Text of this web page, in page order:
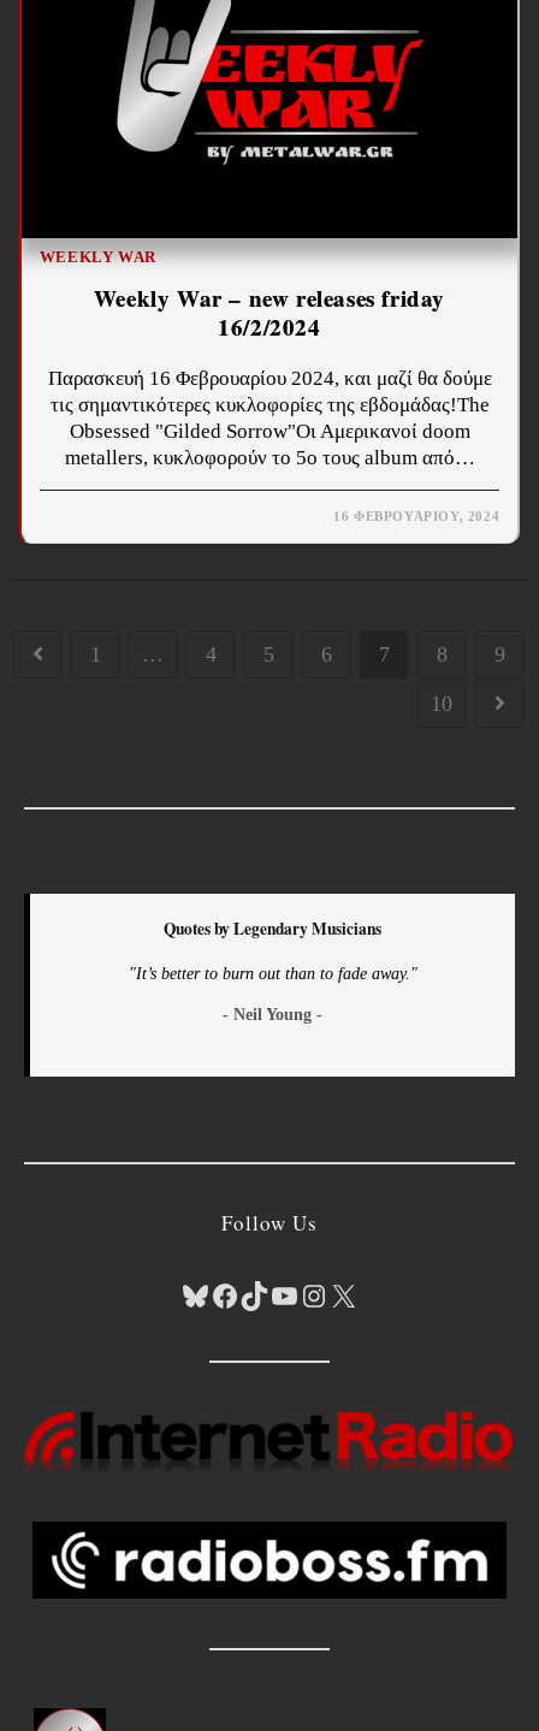
WEEKLY WAR
Weekly War – new releases friday
16/2/2024
Παρασκευή 16 Φεβρουαρίου 2024, και μαζί θα δούμε
τις σημαντικότερες κυκλοφορίες της εβδομάδας!The
Obsessed "Gilded Sorrow"Οι Αμερικανοί doom
metallers, κυκλοφορούν το 5ο τους album από…
16 ΦΕΒΡΟΥΑΡΊΟΥ, 2024
1 … 4 5 6 7 8 9
10
Quotes by Legendary Musicians
"It’s better to burn out than to fade away."
- Neil Young -
Follow Us